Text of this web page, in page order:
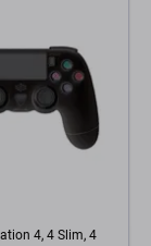
4, 4 Slim, 4